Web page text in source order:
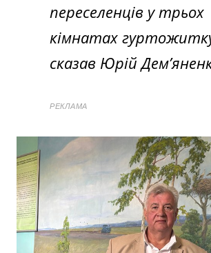
переселенців у трьох
кімнатах
сказав Юрій
РЕКЛАМА